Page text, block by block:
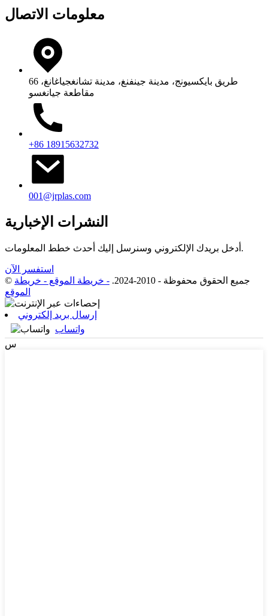
معلومات الاتصال
66 طريق بايكسيونج، مدينة جينفنغ، مدينة تشانغجياغانغ،
مقاطعة جيانغسو
+86 18915632732
001@jrplas.com
النشرات الإخبارية
أدخل بريدك الإلكتروني وسنرسل إليك أحدث خطط المعلومات.
استفسر الآن
© جميع الحقوق محفوظة - 2010-2024.
- خريطة الموقع - خريطة
الموقع
إرسال بريد إلكتروني
واتساب
س